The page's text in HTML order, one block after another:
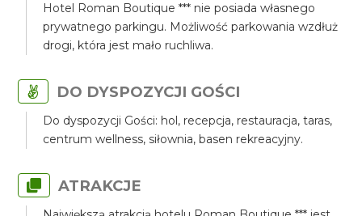
Hotel Roman Boutique *** nie posiada własnego
prywatnego parkingu. Możliwość parkowania wzdłuż
drogi, która jest mało ruchliwa.
DO DYSPOZYCJI GOŚCI
Do dyspozycji Gości: hol, recepcja, restauracja, taras,
centrum wellness, siłownia, basen rekreacyjny.
ATRAKCJE